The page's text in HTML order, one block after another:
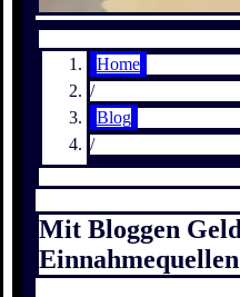
Home
/
Blog
/
Mit Bloggen